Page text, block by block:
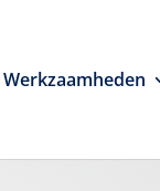
Werkzaamheden